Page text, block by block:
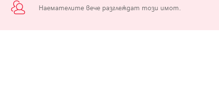
Наемателите вече разглеждат този имот.